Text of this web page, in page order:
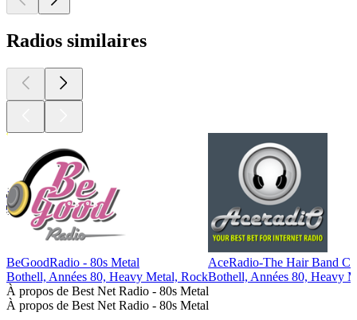
Radios similaires
BeGoodRadio - 80s Metal
Bothell, Années 80, Heavy Metal, Rock
AceRadio-The Hair Band
Bothell, Années 80, Heavy
À propos de Best Net Radio - 80s Metal
À propos de Best Net Radio - 80s Metal